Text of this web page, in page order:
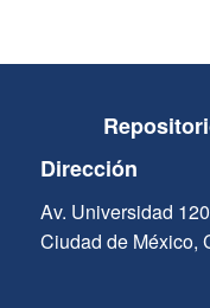
Dirección
Av. Universidad
Ciudad de México,